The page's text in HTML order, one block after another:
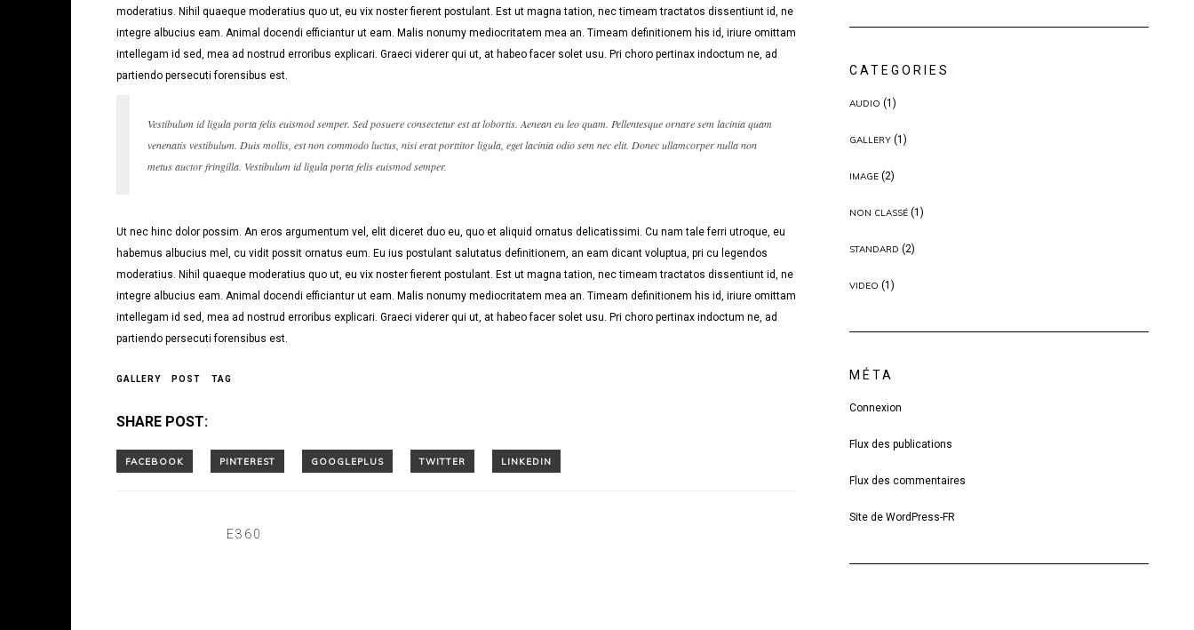
moderatius. Nihil quaeque moderatius quo ut, eu vix noster fierent postulant. Est ut magna tation, nec timeam tractatos dissentiunt id, ne
integre albucius eam. Animal docendi efficiantur ut eam. Malis nonumy mediocritatem mea an. Timeam definitionem his id, iriure omittam
intellegam id sed, mea ad nostrud erroribus explicari. Graeci viderer qui ut, at habeo facer solet usu. Pri choro pertinax indoctum ne, ad
partiendo persecuti forensibus est.
Vestibulum id ligula porta felis euismod semper. Sed posuere consectetur est at lobortis. Aenean eu leo quam. Pellentesque ornare sem lacinia quam
venenatis vestibulum. Duis mollis, est non commodo luctus, nisi erat porttitor ligula, eget lacinia odio sem nec elit. Donec ullamcorper nulla non
metus auctor fringilla. Vestibulum id ligula porta felis euismod semper.
Ut nec hinc dolor possim. An eros argumentum vel, elit diceret duo eu, quo et aliquid ornatus delicatissimi. Cu nam tale ferri utroque, eu
habemus albucius mel, cu vidit possit ornatus eum. Eu ius postulant salutatus definitionem, an eam dicant voluptua, pri cu legendos
moderatius. Nihil quaeque moderatius quo ut, eu vix noster fierent postulant. Est ut magna tation, nec timeam tractatos dissentiunt id, ne
integre albucius eam. Animal docendi efficiantur ut eam. Malis nonumy mediocritatem mea an. Timeam definitionem his id, iriure omittam
intellegam id sed, mea ad nostrud erroribus explicari. Graeci viderer qui ut, at habeo facer solet usu. Pri choro pertinax indoctum ne, ad
partiendo persecuti forensibus est.
GALLERY POST TAG
SHARE POST:
E360
CATEGORIES
AUDIO (1)
GALLERY(1)
IMAGE(2)
NON CLASSÉ(1)
STANDARD (2)
VIDEO (1)
MÉTA
Connexion
Flux des publications
Flux des commentaires
Site de WordPress-FR